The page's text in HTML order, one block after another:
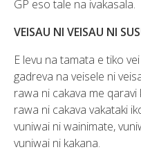
GP eso tale na ivakasala.
VEISAU NI VEISAU NI
E levu na tamata e tiko
gadreva na veisele ni
rawa ni cakava me
rawa ni cakava vakataki
vuniwai ni wainimate,
vuniwai ni kakana.